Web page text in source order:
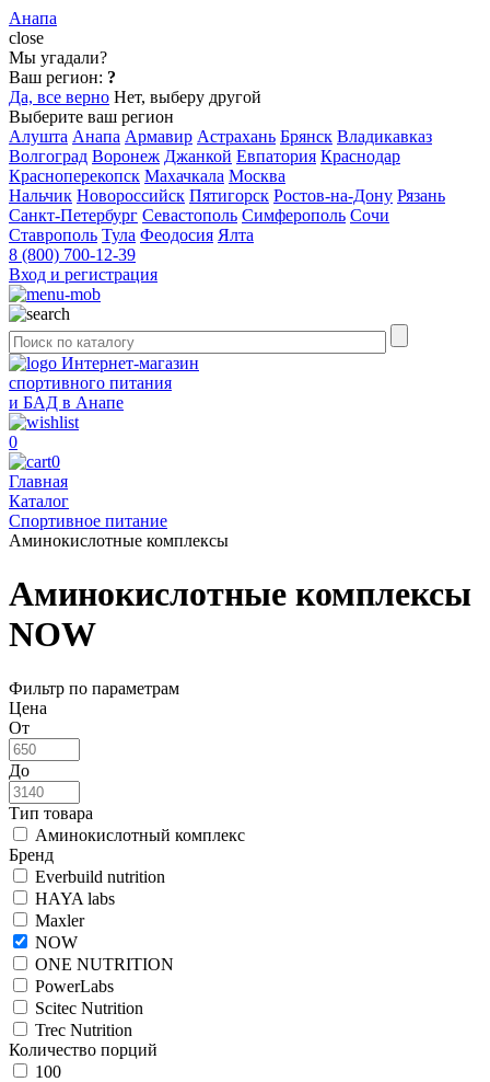
Анапа
close
Мы угадали?
Ваш регион: ?
Да, все верно Нет, выберу другой
Выберите ваш регион
Алушта Анапа Армавир Астрахань Брянск Владикавказ
Волгоград Воронеж Джанкой Евпатория Краснодар
Красноперекопск Махачкала Москва
Нальчик Новороссийск Пятигорск Ростов-на-Дону Рязань
Санкт-Петербург Севастополь Симферополь Сочи
Ставрополь Тула Феодосия Ялта
8 (800) 700-12-39
Вход и регистрация
Интернет-магазин
спортивного питания
и БАД в Анапе
0
0
Главная
Каталог
Спортивное питание
Аминокислотные комплексы
Аминокислотные комплексы
NOW
Фильтр по параметрам
Цена
От
До
Тип товара
Аминокислотный комплекс
Бренд
Everbuild nutrition
HAYA labs
Maxler
NOW
ONE NUTRITION
PowerLabs
Scitec Nutrition
Trec Nutrition
Количество порций
100